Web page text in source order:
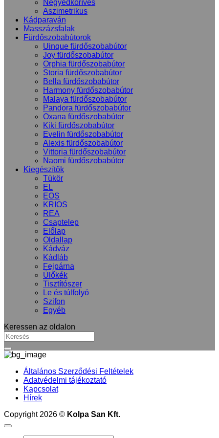
Negyedköríves
Aszimetrikus
Kádparaván
Masszázsfalak
Fürdőszobabútorok
Uinque fürdőszobabútor
Joy fürdőszobabútor
Orphia fürdőszobabútor
Storia fürdőszobabútor
Bella fürdőszobabútor
Harmony fürdőszobabútor
Malaya fürdőszobabútor
Pandora fürdőszobabútor
Oxana fürdőszobabútor
Kiki fürdőszobabútor
Evelin fürdőszobabútor
Alexis fürdőszobabútor
Vittoria fürdőszobabútor
Naomi fürdőszobabútor
Kiegészítők
Tükör
EL
EOS
KRIOS
REA
Csaptelep
Előlap
Oldallap
Kádváz
Kádláb
Fejpárna
Ülőkék
Tisztítószer
Le és túlfolyó
Szifon
Egyéb
Keressen az oldalon
Általános Szerződési Feltételek
Adatvédelmi tájékoztató
Kapcsolat
Hírek
Copyright 2026 © Kolpa San Kft.